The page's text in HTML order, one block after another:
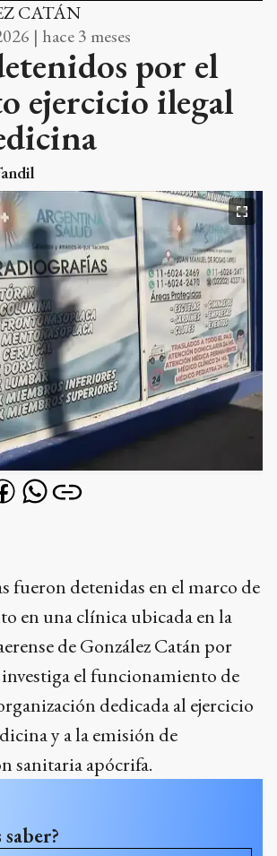
CATÁN
| hace 3 meses
por el
ejercicio ilegal
fueron detenidas en el marco de
en una clínica ubicada en la
de González Catán por
investiga el funcionamiento de
dedicada al ejercicio
y a la emisión de
sanitaria apócrifa.